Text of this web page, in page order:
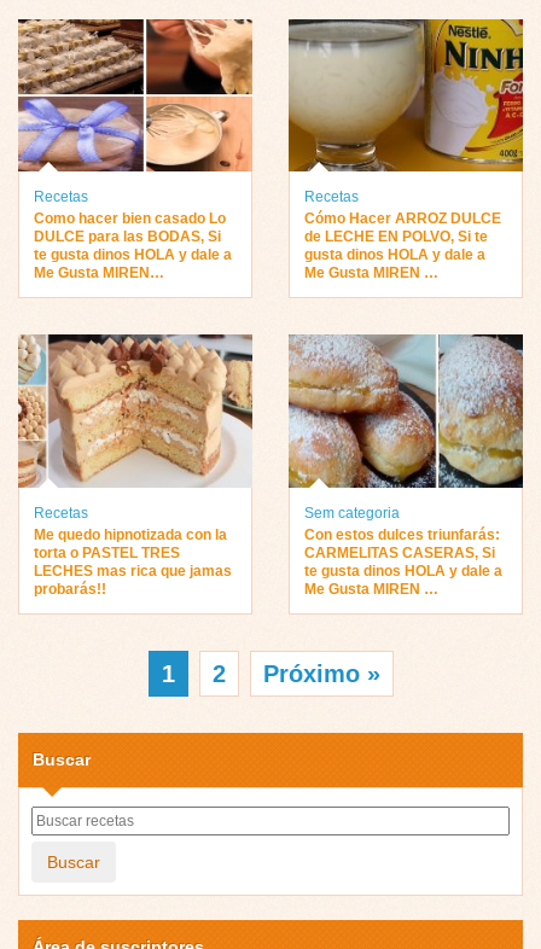
Recetas
Como hacer bien casado Lo
DULCE para las BODAS, Si
te gusta dinos HOLA y dale a
Me Gusta MIREN…
Recetas
Cómo Hacer ARROZ DULCE
de LECHE EN POLVO, Si te
gusta dinos HOLA y dale a
Me Gusta MIREN …
Recetas
Me quedo hipnotizada con la
torta o PASTEL TRES
LECHES mas rica que jamas
probarás!!
Sem categoria
Con estos dulces triunfarás:
CARMELITAS CASERAS, Si
te gusta dinos HOLA y dale a
Me Gusta MIREN …
1 2 Próximo »
Buscar
Buscar